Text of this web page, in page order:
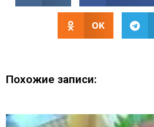
OK
Похожие записи: